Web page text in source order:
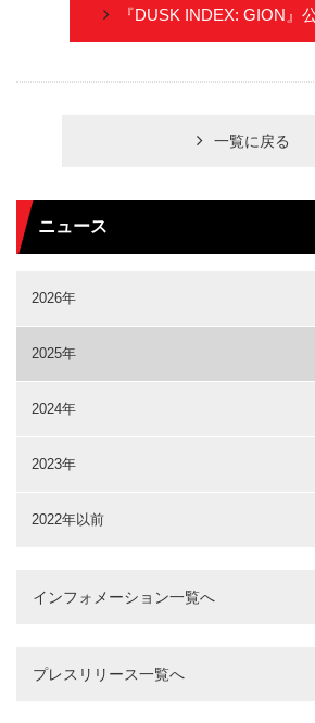
『DUSK INDEX: GION』
一覧に戻る
ニュース
2026年
2025年
2024年
2023年
2022年以前
インフォメーション一覧へ
プレスリリース一覧へ